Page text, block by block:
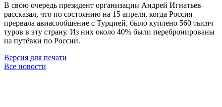
В свою очередь президент организации Андрей Игнатьев
рассказал, что по состоянию на 15 апреля, когда Россия
прервала авиасообщение с Турцией, было куплено 560 тысяч
туров в эту страну. Из них около 40% были перебронированы
на путёвки по России.
Версия для печати
Все новости